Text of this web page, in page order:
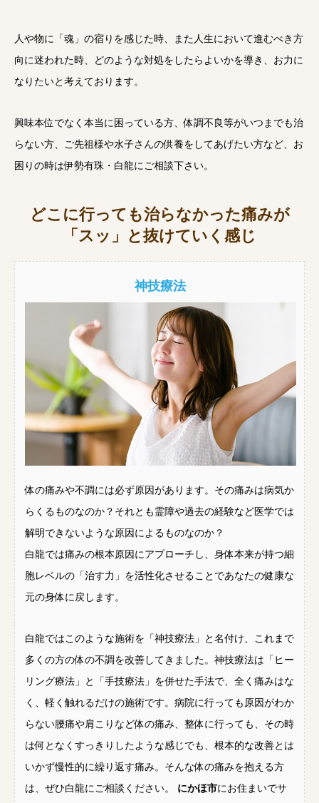
人や物に「魂」の宿りを感じた時、また人生において進むべき方
向に迷われた時、どのような対処をしたらよいかを導き、お力に
なりたいと考えております。
興味本位でなく本当に困っている方、体調不良等がいつまでも治
らない方、ご先祖様や水子さんの供養をしてあげたい方など、お
困りの時は伊勢有珠・白龍にご相談下さい。
どこに行っても治らなかった痛みが
「スッ」と抜けていく感じ
神技療法
体の痛みや不調には必ず原因があります。その痛みは病気か
らくるものなのか？それとも霊障や過去の経験など医学では
解明できないような原因によるものなのか？
白龍では痛みの根本原因にアプローチし、身体本来が持つ細
胞レベルの「治す力」を活性化させることであなたの健康な
元の身体に戻します。
白龍ではこのような施術を「神技療法」と名付け、これまで
多くの方の体の不調を改善してきました。神技療法は「ヒー
リング療法」と「手技療法」を併せた手法で、全く痛みはな
く、軽く触れるだけの施術です。病院に行っても原因がわか
らない腰痛や肩こりなど体の痛み、整体に行っても、その時
は何となくすっきりしたような感じでも、根本的な改善とは
いかず慢性的に繰り返す痛み。そんな体の痛みを抱える方
は、ぜひ白龍にご相談ください。 にかほ市にお住まいでサ